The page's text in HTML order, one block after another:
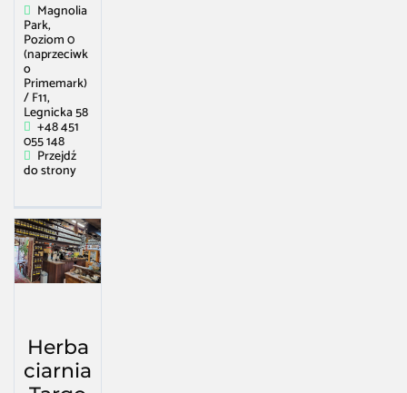
Magnolia
Park,
Poziom 0
(naprzeciwk
o
Primemark)
/ F11,
Legnicka 58
+48 451
055 148
Przejdź
do strony
Herba
ciarnia